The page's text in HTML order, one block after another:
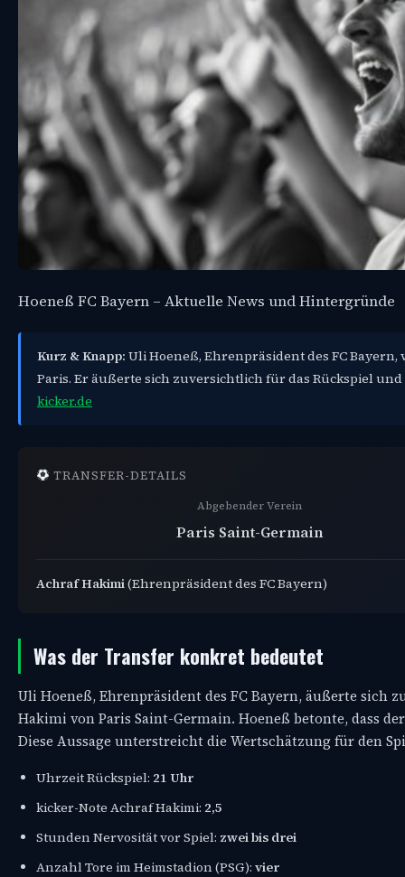
Hoeneß FC Bayern – Aktuelle News und Hintergründe
Kurz & Knapp: Uli Hoeneß, Ehrenpräsident des FC
Paris. Er äußerte sich zuversichtlich für das Rückspiel
kicker.de
TRANSFER-DETAILS
Abgebender Verein
Paris Saint-Germain
Achraf Hakimi(Ehrenpräsident des FC Bayern)
Was der Transfer konkret bedeutet
Uli Hoeneß, Ehrenpräsident des FC Bayern, äußerte sich
Hakimi von Paris Saint-Germain. Hoeneß betonte, dass
Diese Aussage unterstreicht die Wertschätzung für den
Uhrzeit Rückspiel: 21 Uhr
kicker-Note Achraf Hakimi: 2,5
Stunden Nervosität vor Spiel: zwei bis drei
Anzahl Tore im Heimstadion (PSG): vier